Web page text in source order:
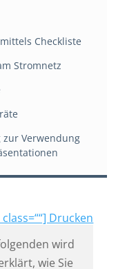
Checkliste
Stromnetz
Verwendung
Drucken
wird
wie Sie